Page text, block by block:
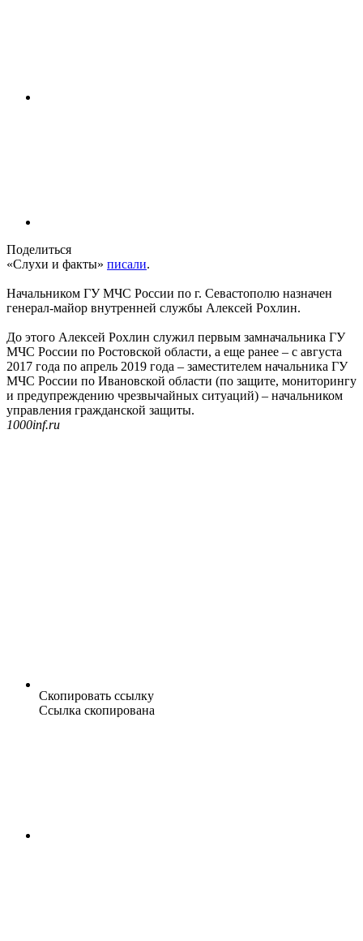
Поделиться
«Слухи и факты» писали.
Начальником ГУ МЧС России по г. Севастополю назначен
генерал-майор внутренней службы Алексей Рохлин.
До этого Алексей Рохлин служил первым замначальника ГУ
МЧС России по Ростовской области, а еще ранее – с августа
2017 года по апрель 2019 года – заместителем начальника ГУ
МЧС России по Ивановской области (по защите, мониторингу
и предупреждению чрезвычайных ситуаций) – начальником
управления гражданской защиты.
1000inf.ru
Скопировать ссылку
Ссылка скопирована